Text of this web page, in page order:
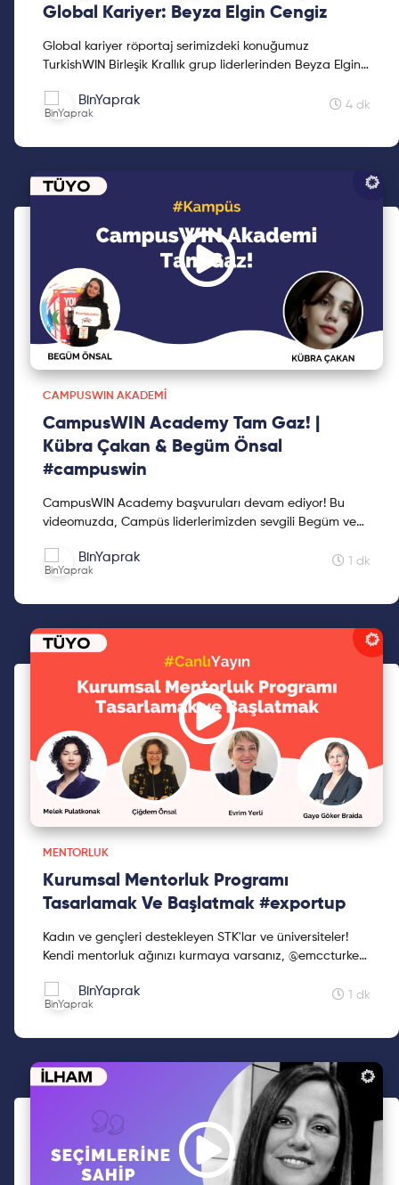
Global Kariyer: Beyza Elgin Cengiz
Global kariyer röportaj serimizdeki konuğumuz
TurkishWIN Birleşik Krallık grup liderlerinden Beyza Elgin
pazarlama kariyerine devam etmekte hem de
Pazarlama, Markalaşma ve Topluluk Oluşturma
okuyucularımızın kaçırmaması gereken bu yazı size ilham
olsun. Keyifli okumalar!
BinYaprak 4 dk
CAMPUSWIN AKADEMI
CampusWIN Academy Tam Gaz! |
Kübra Çakan & Begüm Önsal
#campuswin
CampusWIN Academy başvuruları devam ediyor! Bu
videomuzda, Campüs liderlerimizden sevgili Begüm ve
BinYaprak 1 dk
MENTORLUK
Kurumsal Mentorluk Programı
Tasarlamak Ve Başlatmak #exportup
Kadın ve gençleri destekleyen STK'lar ve üniversiteler!
Kendi mentorluk ağınızı kurmaya varsanız, @emccturkey
BinYaprak 1 dk